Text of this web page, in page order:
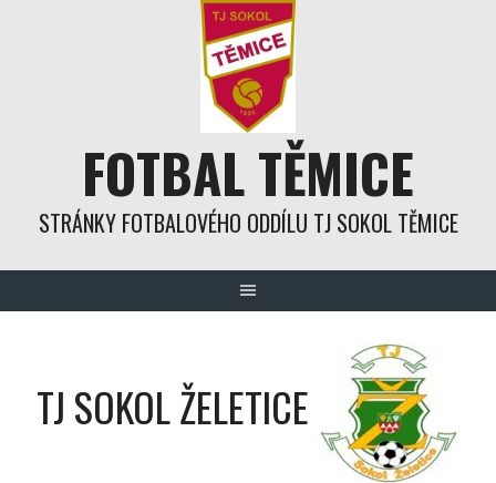
FOTBAL TĚMICE
STRÁNKY FOTBALOVÉHO ODDÍLU TJ SOKOL TĚMICE
TJ SOKOL ŽELETICE